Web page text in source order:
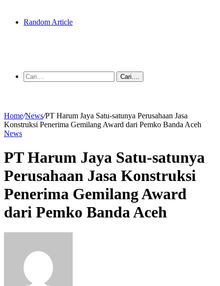
Random Article
Cari....
Home/News/PT Harum Jaya Satu-satunya Perusahaan Jasa
Konstruksi Penerima Gemilang Award dari Pemko Banda Aceh
News
PT Harum Jaya Satu-satunya
Perusahaan Jasa Konstruksi
Penerima Gemilang Award
dari Pemko Banda Aceh